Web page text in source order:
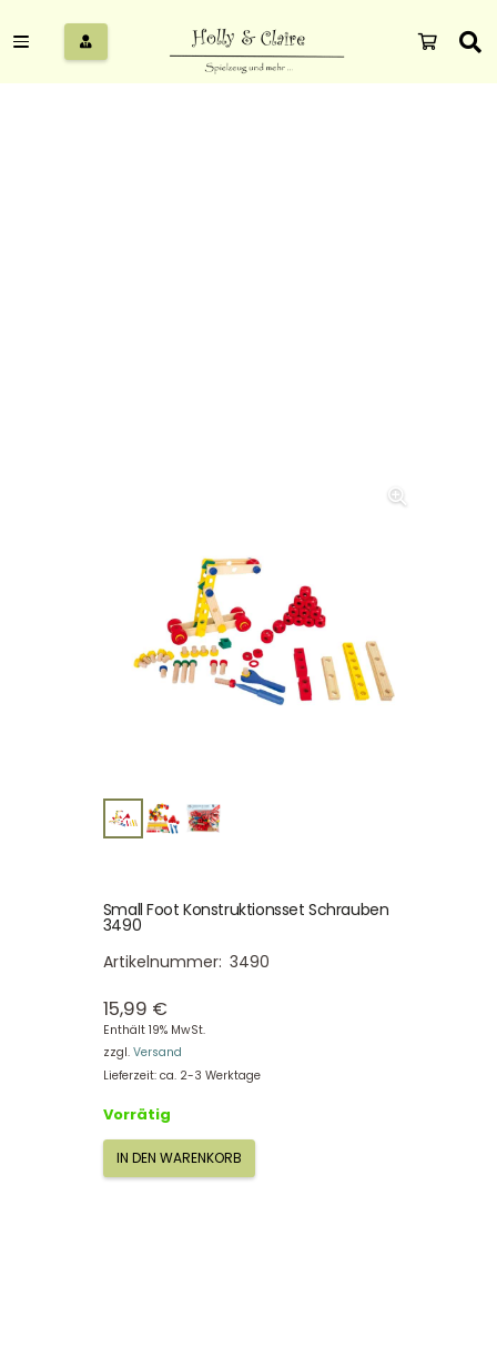
Small Foot Konstruktionsset Schrauben
3490
Artikelnummer: 3490
15,99 €
Enthält 19% MwSt.
zzgl. Versand
Lieferzeit: ca. 2-3 Werktage
Vorrätig
Small
IN DEN WARENKORB